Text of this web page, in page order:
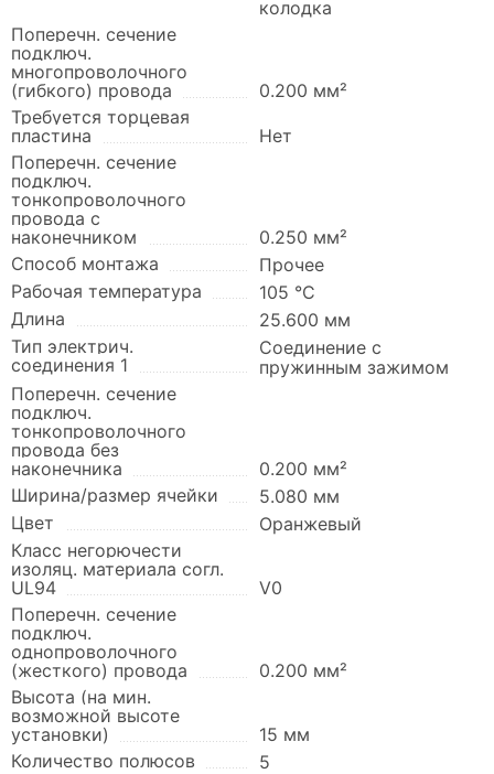
колодка
Поперечн. сечение
подключ.
многопроволочного
(гибкого) провода
0.200 мм²
Требуется торцевая
пластина
Нет
Поперечн. сечение
подключ.
тонкопроволочного
провода с
наконечником
0.250 мм²
Способ монтажа
Прочее
Рабочая температура
105 °C
Длина
25.600 мм
Тип электрич.
соединения 1
Соединение с
пружинным зажимом
Поперечн. сечение
подключ.
тонкопроволочного
провода без
наконечника
0.200 мм²
Ширина/размер ячейки
5.080 мм
Цвет
Оранжевый
Класс негорючести
изоляц. материала согл.
UL94
V0
Поперечн. сечение
подключ.
однопроволочного
(жесткого) провода
0.200 мм²
Высота (на мин.
возможной высоте
установки)
15 мм
Количество полюсов
5